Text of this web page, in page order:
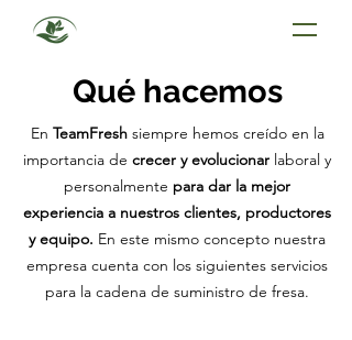
Qué hacemos
En TeamFreshsiempre hemos creído en la
importancia de crecer y evolucionar laboral y
personalmente para dar la mejor
experiencia a nuestros clientes, productores
y equipo. En este mismo concepto nuestra
empresa cuenta con los siguientes servicios
para la cadena de suministro de fresa.